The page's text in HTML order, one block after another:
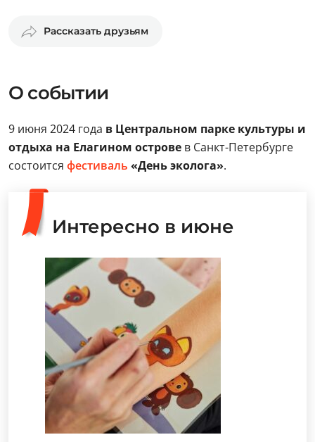
Рассказать друзьям
О событии
9 июня 2024 года в Центральном парке культуры и
отдыха на Елагином острове в Санкт-Петербурге
состоится фестиваль «День эколога».
Интересно в июне